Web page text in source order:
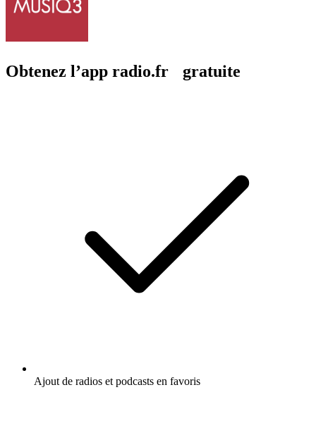
Obtenez l’app radio.fr gratuite
Ajout de radios et podcasts en favoris